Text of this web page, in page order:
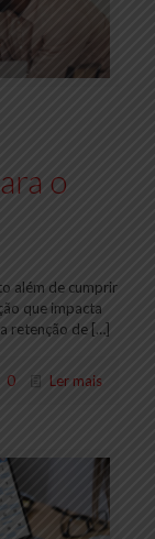
o
além de cumprir
que impacta
retenção de […]
0 Ler mais